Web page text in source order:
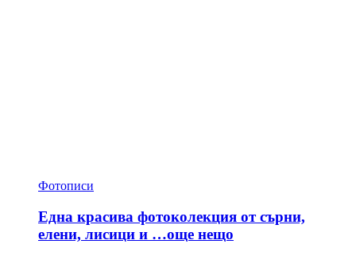
Фотописи
Една красива фотоколекция от сърни,
елени, лисици и …още нещо